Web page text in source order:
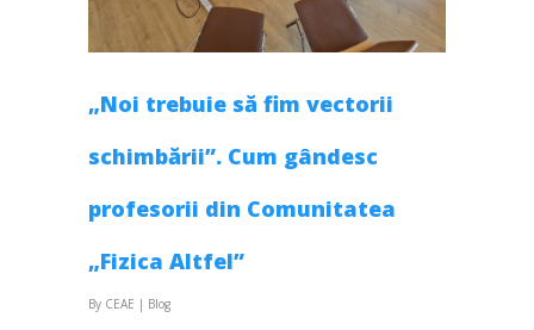
„Noi trebuie să fim vectorii
schimbării”. Cum gândesc
profesorii din Comunitatea
„Fizica Altfel”
By CEAE | Blog